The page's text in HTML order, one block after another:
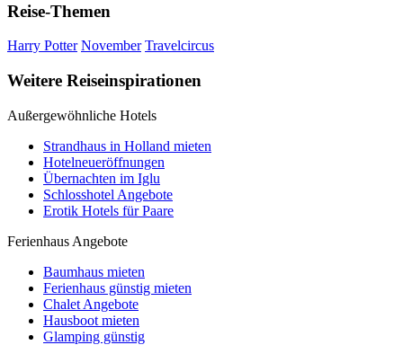
Reise-Themen
Harry Potter November Travelcircus
Weitere Reiseinspirationen
Außergewöhnliche Hotels
Strandhaus in Holland mieten
Hotelneueröffnungen
Übernachten im Iglu
Schlosshotel Angebote
Erotik Hotels für Paare
Ferienhaus Angebote
Baumhaus mieten
Ferienhaus günstig mieten
Chalet Angebote
Hausboot mieten
Glamping günstig